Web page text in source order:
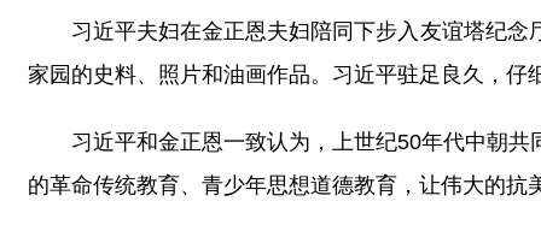
习近平夫妇在金正恩夫妇陪同下步入友谊塔纪
家园的史料、照片和油画作品。习近平驻足良久，
习近平和金正恩一致认为，上世纪50年代中朝
的革命传统教育、青少年思想道德教育，让伟大的